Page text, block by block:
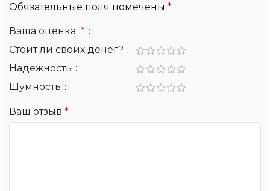
Обязательные поля помечены *
Ваша оценка *
Стоит ли своих денег?
Надежность
Шумность
Ваш отзыв *